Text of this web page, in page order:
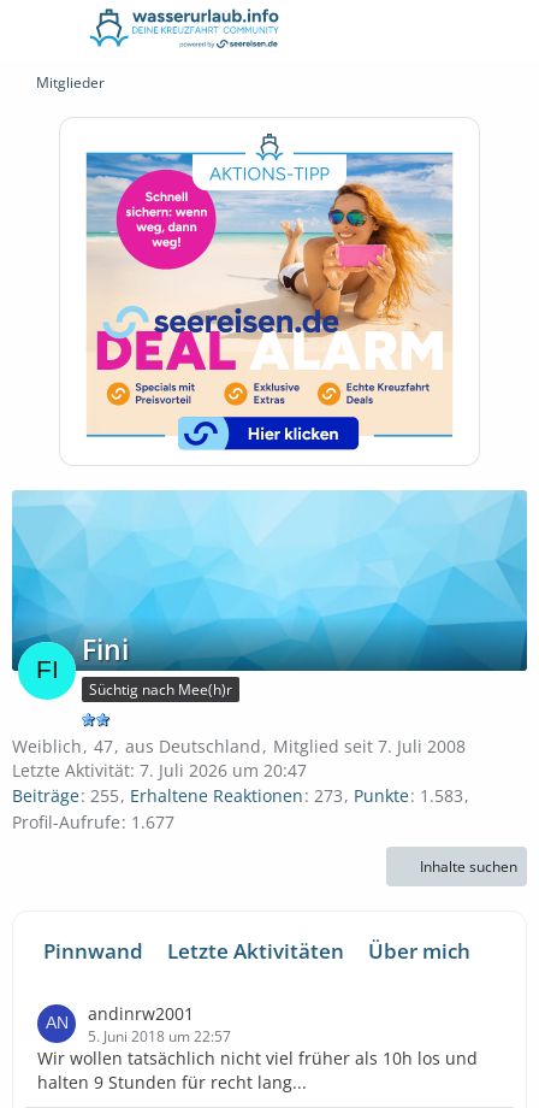
Mitglieder
Fini
Süchtig nach Mee(h)r
Weiblich 47 aus Deutschland
Mitglied seit 7. Juli 2008
Letzte Aktivität: 7. Juli 2026 um 20:47
Beiträge 255 Erhaltene Reaktionen 273 Punkte 1.583
Profil-Aufrufe 1.677
Inhalte suchen
Pinnwand Letzte Aktivitäten Über mich
andinrw2001
5. Juni 2018 um 22:57
Wir wollen tatsächlich nicht viel früher als 10h los und
halten 9 Stunden für recht lang...